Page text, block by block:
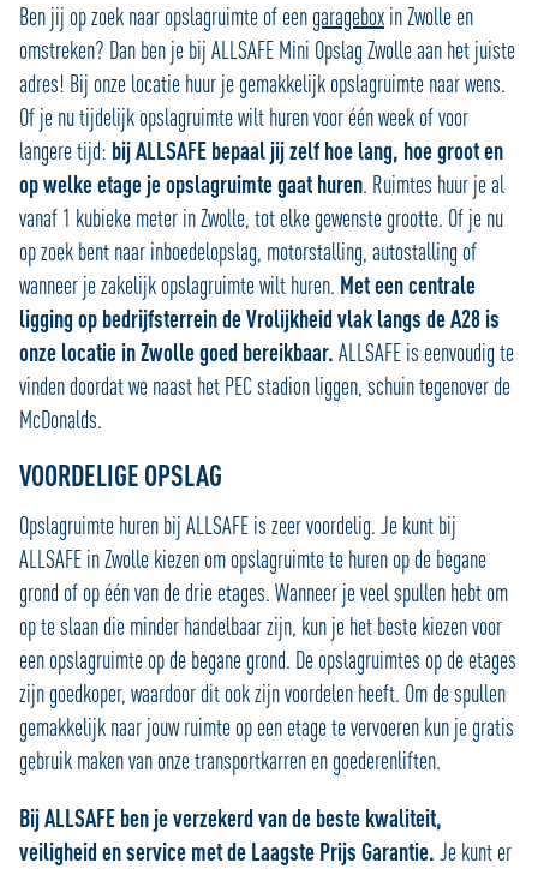
Ben jij op zoek naar opslagruimte of eengaragebox in Zwolle en
omstreken? Dan ben je bij ALLSAFE Mini Opslag Zwolle aan het juiste
adres! Bij onze locatie huur je gemakkelijk opslagruimte naar wens.
Of je nu tijdelijk opslagruimte wilt huren voor één week of voor
langere tijd: bij ALLSAFE bepaal jij zelf hoe lang, hoe groot en
op welke etage je opslagruimte gaat huren. Ruimtes huur je al
vanaf 1 kubieke meter in Zwolle, tot elke gewenste grootte. Of je nu
op zoek bent naar inboedelopslag, motorstalling, autostalling of
wanneer je zakelijk opslagruimte wilt huren. Met een centrale
ligging op bedrijfsterrein de Vrolijkheid vlak langs de A28 is
onze locatie in Zwolle goed bereikbaar. ALLSAFE is eenvoudig te
vinden doordat we naast het PEC stadion liggen, schuin tegenover de
McDonalds.
VOORDELIGE OPSLAG
Opslagruimte huren bij ALLSAFE is zeer voordelig. Je kunt bij
ALLSAFE in Zwolle kiezen om opslagruimte te huren op de begane
grond of op één van de drie etages. Wanneer je veel spullen hebt om
op te slaan die minder handelbaar zijn, kun je het beste kiezen voor
een opslagruimte op de begane grond. De opslagruimtes op de etages
zijn goedkoper, waardoor dit ook zijn voordelen heeft. Om de spullen
gemakkelijk naar jouw ruimte op een etage te vervoeren kun je gratis
gebruik maken van onze transportkarren en goederenliften.
Bij ALLSAFE ben je verzekerd van de beste kwaliteit,
veiligheid en service met de Laagste Prijs Garantie. Je kunt er